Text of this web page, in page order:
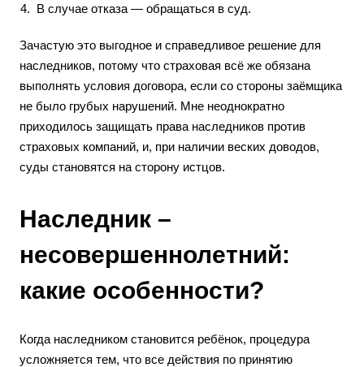
В случае отказа — обращаться в суд.
Зачастую это выгодное и справедливое решение для
наследников, потому что страховая всё же обязана
выполнять условия договора, если со стороны заёмщика
не было грубых нарушений. Мне неоднократно
приходилось защищать права наследников против
страховых компаний, и, при наличии веских доводов,
суды становятся на сторону истцов.
Наследник –
несовершеннолетний:
какие особенности?
Когда наследником становится ребёнок, процедура
усложняется тем, что все действия по принятию